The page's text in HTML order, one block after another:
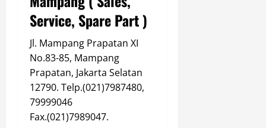
Service, Spare Part )
Jl. Mampang Prapatan XI
No.83-85, Mampang
Prapatan, Jakarta Selatan
12790. Telp.(021)7987480,
79999046
Fax.(021)7989047.